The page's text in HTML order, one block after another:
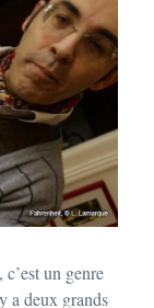
un genre
a deux grands